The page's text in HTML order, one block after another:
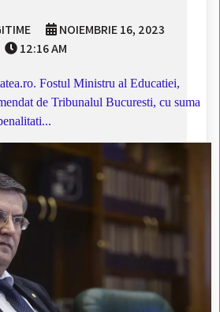
NOIEMBRIE 16, 2023
12:16 AM
Fostul Ministru al Educatiei,
de Tribunalul Bucuresti, cu suma